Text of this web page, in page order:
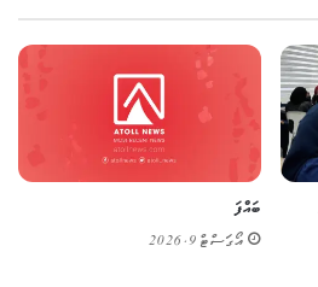
ބައްފަ
އޯގަސްޓް 9, 2026